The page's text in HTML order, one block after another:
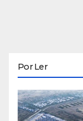
Por Ler